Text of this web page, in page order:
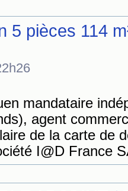
5 pièces 114
mandataire
agent
de la carte de
I@D France